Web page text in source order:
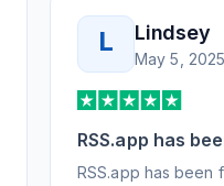
L Lindsey
May 5, 2025
RSS.app has
RSS.app has been